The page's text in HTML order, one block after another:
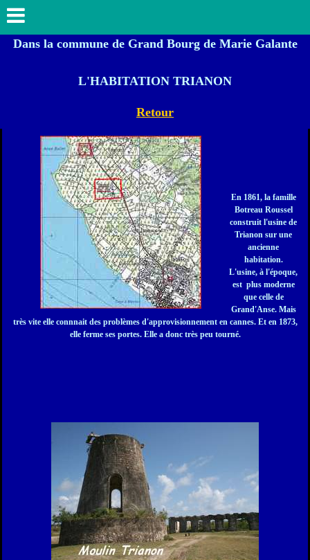
Dans la commune de Grand Bourg de Marie Galante
L'HABITATION TRIANON
Retour
En 1861, la famille
Botreau Roussel
construit l'usine de
Trianon sur une
ancienne
habitation.
L'usine, à l'époque,
est plus moderne
que celle de
Grand'Anse. Mais
très vite elle connnait des problèmes d'approvisionnement en cannes. Et en 1873,
elle ferme ses portes. Elle a donc très peu tourné.